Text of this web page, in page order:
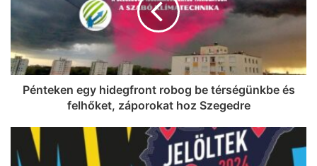
Pénteken egy hidegfront robog be térségünkbe és
felhőket, záporokat hoz Szegedre